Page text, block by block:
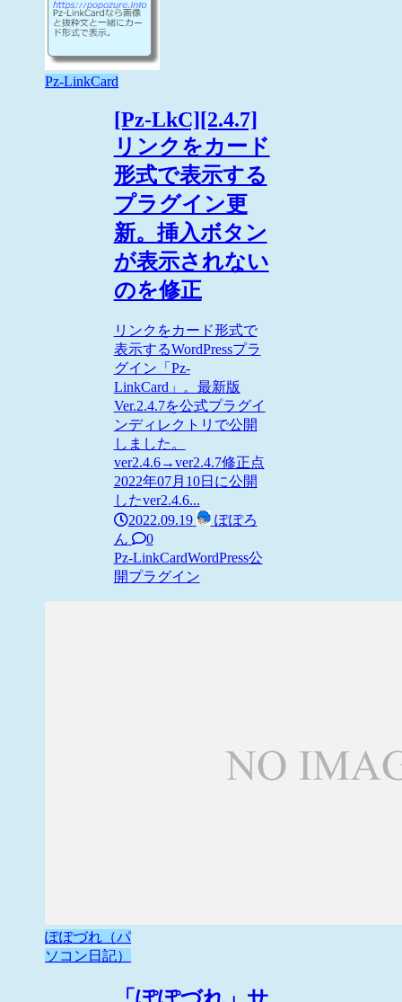
Pz-LinkCard
[Pz-LkC][2.4.7]
リンクをカード
形式で表示する
プラグイン更
新。挿入ボタン
が表示されない
のを修正
リンクをカード形式で
表示するWordPressプラ
グイン「Pz-
LinkCard」。最新版
Ver.2.4.7を公式プラグイ
ンディレクトリで公開
しました。
ver2.4.6→ver2.4.7修正点
2022年07月10日に公開
したver2.4.6...
2022.09.19
ぽぽろ
ん
0
Pz-LinkCardWordPress公
開プラグイン
ぽぽづれ（パ
ソコン日記）